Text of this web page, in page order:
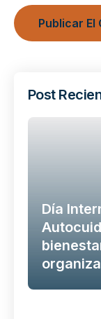
Post
Día